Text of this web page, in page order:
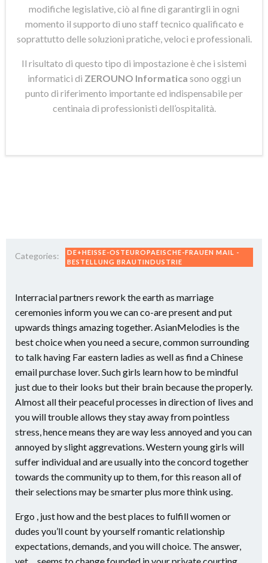
modifiche legislative, ciò al fine di garantirgli in ogni
momento il supporto di uno staff tecnico qualificato e
soprattutto delle soluzioni pratiche, veloci e professionali.
Il risultato di questo tipo di impostazione è che i sistemi
informatici di ZEROUNO Informatica sono oggi un
punto di riferimento importante ed indispensabile per
centinaia di professionisti dell’ospitalità.
Categories:
DE+HEISSE-OSTEUROPAEISCHE-FRAUEN MAIL -
BESTELLUNG BRAUTINDUSTRIE
Interracial partners rework the earth as marriage
ceremonies inform you we can co-are present and put
upwards things amazing together. AsianMelodies is the
best choice when you need a secure, common surrounding
to talk having Far eastern ladies as well as find a Chinese
email purchase lover. Such girls learn how to be mindful
just due to their looks but their brain because the properly.
Almost all their peaceful processes in direction of lives and
you will trouble allows they stay away from pointless
stress, hence means they are way less annoyed and you can
annoyed by slight aggrevations. Western young girls will
suffer individual and are usually into the concord together
towards the community up to them, for this reason all of
their selections may be smarter plus more think using.
Ergo , just how and the best places to fulfill women or
dudes you’ll count by yourself romantic relationship
expectations, demands, and you will choice. The answer,